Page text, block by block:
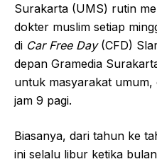
Surakarta (UMS) rutin
dokter muslim setiap
di Car Free Day (CFD)
depan Gramedia
untuk masyarakat umum,
jam 9 pagi.
Biasanya, dari tahun ke
ini selalu libur ketika